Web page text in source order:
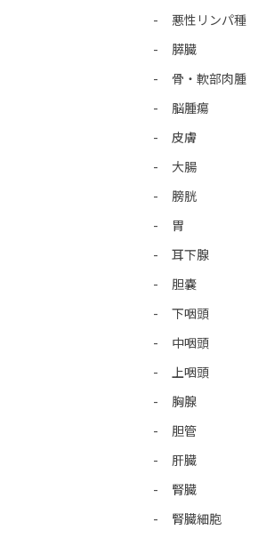
悪性リンパ種
膵臓
骨・軟部肉腫
脳腫瘍
皮膚
大腸
膀胱
胃
耳下腺
胆嚢
下咽頭
中咽頭
上咽頭
胸腺
胆管
肝臓
腎臓
腎臓細胞